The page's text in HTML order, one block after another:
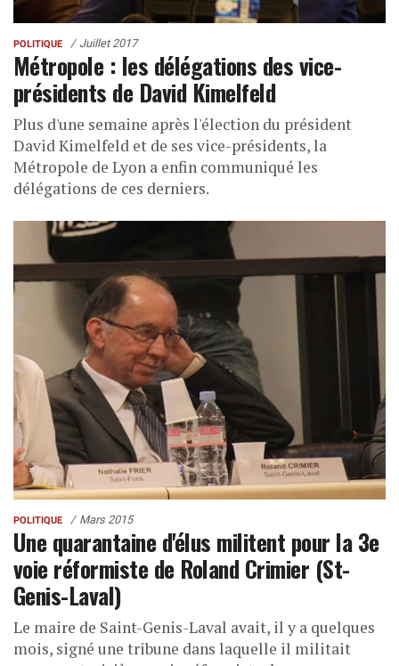
POLITIQUE Juillet 2017
Métropole : les délégations des vice-
présidents de David Kimelfeld
Plus d'une semaine après l'élection du président
David Kimelfeld et de ses vice-présidents, la
Métropole de Lyon a enfin communiqué les
délégations de ces derniers.
POLITIQUE Mars 2015
Une quarantaine d'élus militent pour la 3e
voie réformiste de Roland Crimier (St-
Genis-Laval)
Le maire de Saint-Genis-Laval avait, il y a quelques
mois, signé une tribune dans laquelle il militait